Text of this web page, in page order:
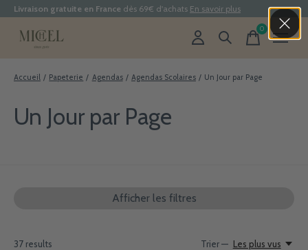
Livraison gratuite en France dès 69€ d'achats En savoir plus
0items
Accueil / Papeterie / Agendas / Agendas Scolaires / Un Jour par Page
Un Jour par Page
Afficher les filtres
37 results Trier — Les plus vus